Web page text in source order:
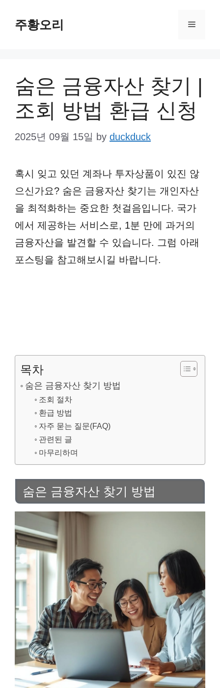
주황오리 Menu
숨은 금융자산 찾기 |
조회 방법 환급 신청
2025년 09월 15일 by duckduck
혹시 잊고 있던 계좌나 투자상품이 있진 않
으신가요? 숨은 금융자산 찾기는 개인자산
을 최적화하는 중요한 첫걸음입니다. 국가
에서 제공하는 서비스로, 1분 만에 과거의
금융자산을 발견할 수 있습니다. 그럼 아래
포스팅을 참고해보시길 바랍니다.
목차
숨은 금융자산 찾기 방법
조회 절차
환급 방법
자주 묻는 질문(FAQ)
관련된 글
마무리하며
숨은 금융자산 찾기 방법